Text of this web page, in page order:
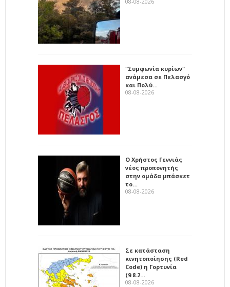
"Συμφωνία κυρίων"
ανάμεσα σε Πελασγό
και Πολύ…
08-08-2026
Ο Χρήστος Γεννιάς
νέος προπονητής
στην ομάδα μπάσκετ
το…
08-08-2026
Σε κατάσταση
κινητοποίησης (Red
Code) η Γορτυνία
(9.8.2…
08-08-2026